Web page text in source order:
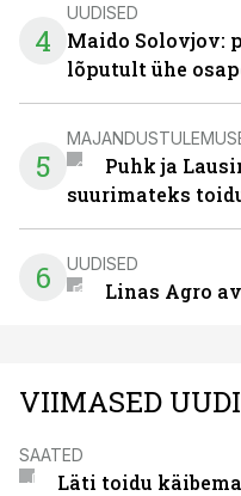
4
UUDISED
Maido Solovjov:
lõputult ühe
5
Puhk ja
suurimateks
6 UUDISED
Linas Agro
VIIMASED
SAATED
Läti toidu